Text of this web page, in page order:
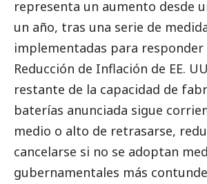
representa un aumento desde
un año, tras una serie de
implementadas para responder
Reducción de Inflación de EE.
restante de la capacidad de
baterías anunciada sigue
medio o alto de retrasarse,
cancelarse si no se adoptan
gubernamentales más